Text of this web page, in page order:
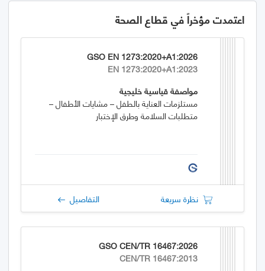
اعتمدت مؤخراً في قطاع الصحة
GSO EN 1273:2020+A1:2026
EN 1273:2020+A1:2023
مواصفة قياسية خليجية
مستلزمات العناية بالطفل – مشايات الأطفال –
متطلبات السلامة وطرق الإختبار
نظرة سريعة التفاصيل
GSO CEN/TR 16467:2026
CEN/TR 16467:2013